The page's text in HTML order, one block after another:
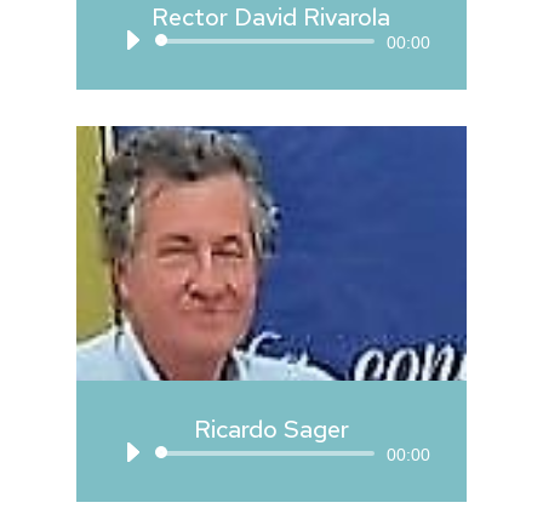
Rector David Rivarola
Reproductor
audio
00:00
Ricardo Sager
Reproductor
audio
00:00